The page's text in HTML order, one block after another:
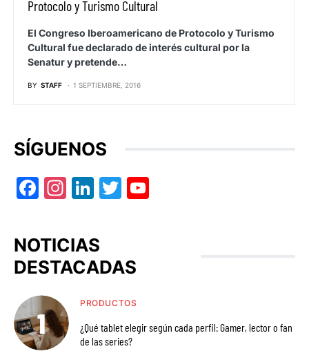
Protocolo y Turismo Cultural
El Congreso Iberoamericano de Protocolo y Turismo
Cultural fue declarado de interés cultural por la
Senatur y pretende…
BY STAFF 1 SEPTIEMBRE, 2016
SÍGUENOS
Facebook
Instagram
LinkedIn
Twitter
NOTICIAS
DESTACADAS
PRODUCTOS
¿Qué tablet elegir según cada perfil: Gamer, lector o fan
de las series?